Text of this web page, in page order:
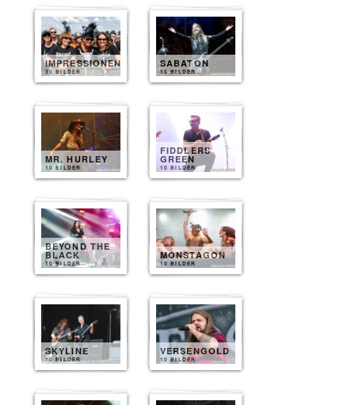
IMPRESSIONEN
30 BILDER
SABATON
15 BILDER
MR. HURLEY
10 BILDER
FIDDLERS
GREEN
10 BILDER
BEYOND THE
BLACK
10 BILDER
MONSTAGON
10 BILDER
SKYLINE
10 BILDER
VERSENGOLD
10 BILDER